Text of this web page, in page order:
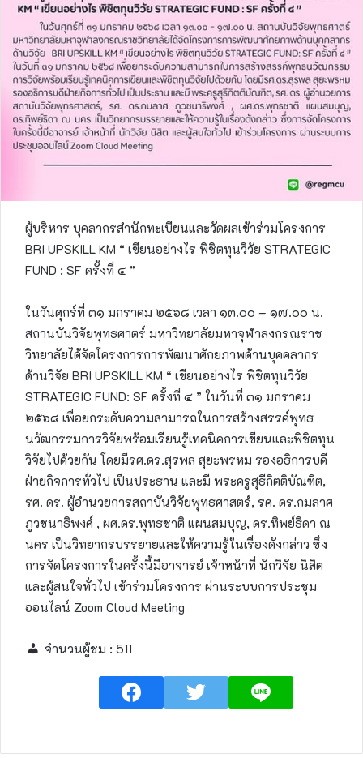
ผู้บริหาร บุคลากรสำนักทะเบียนและวัดผลเข้าร่วมโครงการ
BRI UPSKILL KM “ เขียนอย่างไร พิชิตทุนวิวัย STRATEGIC
FUND : SF ครั้งที่ ๔ ”
ในวันศุกร์ที่ ๓๑ มกราคม ๒๕๖๘ เวลา ๑๓.๐๐ – ๑๗.๐๐ น.
สถานบันวิจัยพุทธศาตร์ มหาวิทยาลัยมหาจุฬาลงกรณราช
วิทยาลัยได้จัดโครงการการพัฒนาศักยภาพด้านบุคคลากร
ด้านวิจัย BRI UPSKILL KM “ เขียนอย่างไร พิชิตทุนวิวัย
STRATEGIC FUND: SF ครั้งที่ ๔ ” ในวันที่ ๓๑ มกราคม
๒๕๖๘ เพื่อยกระดับความสามารถในการสร้างสรรค์พุทธ
นวัฒกรรมการวิจัยพร้อมเรียนรู้เทคนิคการเขียนและพิชิตทุน
วิจัยไปด้วยกัน โดยมีรศ.ดร.สุรพล สุยะพรหม รองอธิการบดี
ฝ่ายกิจการทั่วไป เป็นประธาน และมี พระครูสุธีกิตติบัณฑิต,
รศ. ดร. ผู้อำนวยการสถาบันวิจัยพุทธศาสตร์, รศ. ดร.กมลาศ
ภูวชนาธิพงศ์ , ผศ.ดร.พุทธชาติ แผนสมบุญ, ดร.ทิพย์ธิดา ณ
นคร เป็นวิทยากรบรรยายและให้ความรู้ในเรื่องดังกล่าว ซึ่ง
การจัดโครงการในครั้งนี้มีอาจารย์ เจ้าหน้าที่ นักวิจัย นิสิต
และผู้สนใจทั่วไป เข้าร่วมโครงการ ผ่านระบบการประชุม
ออนไลน์ Zoom Cloud Meeting
จำนวนผู้ชม : 511